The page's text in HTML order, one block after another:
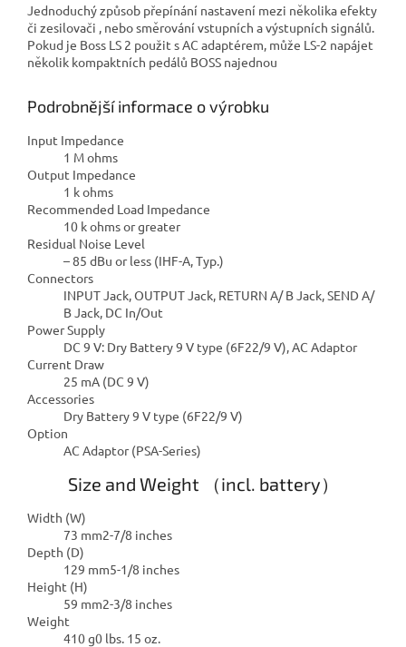
Jednoduchý způsob přepínání nastavení mezi několika efekty
či zesilovači , nebo směrování vstupních a výstupních signálů.
Pokud je Boss LS 2 použit s AC adaptérem, může LS-2 napájet
několik kompaktních pedálů BOSS najednou
Podrobnější informace o výrobku
Input Impedance
1 M ohms
Output Impedance
1 k ohms
Recommended Load Impedance
10 k ohms or greater
Residual Noise Level
– 85 dBu or less (IHF-A, Typ.)
Connectors
INPUT Jack, OUTPUT Jack, RETURN A/ B Jack, SEND A/
B Jack, DC In/Out
Power Supply
DC 9 V: Dry Battery 9 V type (6F22/9 V), AC Adaptor
Current Draw
25 mA (DC 9 V)
Accessories
Dry Battery 9 V type (6F22/9 V)
Option
AC Adaptor (PSA-Series)
Size and Weight （incl. battery）
Width (W)
73 mm2-7/8 inches
Depth (D)
129 mm5-1/8 inches
Height (H)
59 mm2-3/8 inches
Weight
410 g0 lbs. 15 oz.